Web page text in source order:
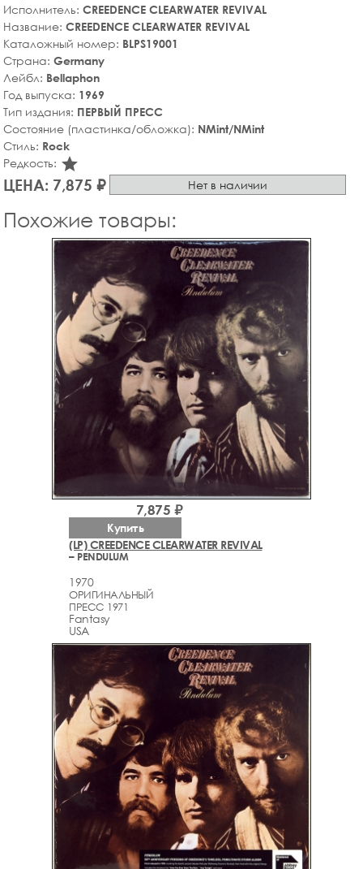
Исполнитель: CREEDENCE CLEARWATER REVIVAL
Название: CREEDENCE CLEARWATER REVIVAL
Каталожный номер: BLPS19001
Страна: Germany
Лейбл: Bellaphon
Год выпуска: 1969
Тип издания: ПЕРВЫЙ ПРЕСС
Состояние (пластинка/обложка): NMint/NMint
Стиль: Rock
Редкость: star_rate
ЦЕНА: 7,875 ₽ Нет в наличии
Похожие товары:
(LP) CREEDENCE CLEARWATER REVIVAL
– PENDULUM
1970
ОРИГИНАЛЬНЫЙ
ПРЕСС 1971
Fantasy
USA
7,875 ₽
Купить